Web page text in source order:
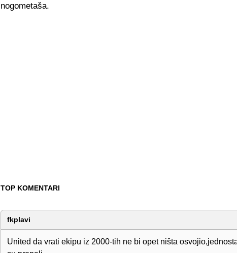
nogometaša.
TOP KOMENTARI
fkplavi
United da vrati ekipu iz 2000-tih ne bi opet ništa